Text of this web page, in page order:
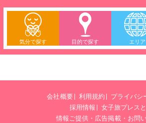
気分で探す 目的で探す エリア
会社概要 利用規約
プライバシ
採用情報
女子旅プレス
情報ご提供・広告掲載・お問